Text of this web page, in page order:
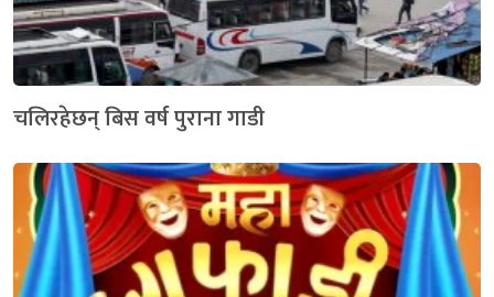
चलिरहेछन् बिस वर्ष पुराना गाडी